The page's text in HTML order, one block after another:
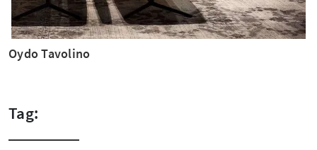
Oydo Tavolino
Tag: